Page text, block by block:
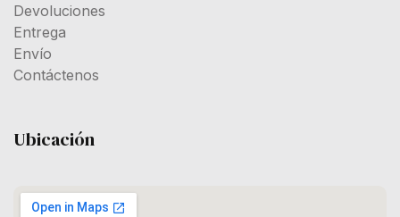
Devoluciones
Entrega
Envío
Contáctenos
Ubicación